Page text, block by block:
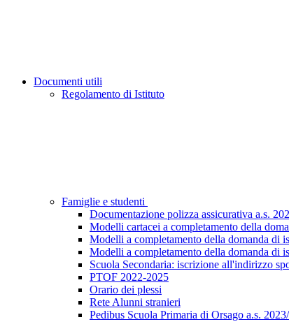
Documenti utili
Regolamento di Istituto
Famiglie e studenti
Documentazione polizza assicurativa a.s.
Modelli cartacei a completamento della
Modelli a completamento della domanda di
Modelli a completamento della domanda di
Scuola Secondaria: iscrizione all'indirizzo
PTOF 2022-2025
Orario dei plessi
Rete Alunni stranieri
Pedibus Scuola Primaria di Orsago a.s.